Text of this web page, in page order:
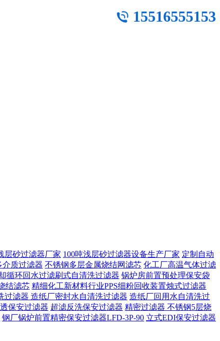
15516555153
层砂过滤器厂家 100吨浅层砂过滤器设备生产厂家 定制自动
介质过滤器 不锈钢多层金属烧结网滤芯 化工厂高温气体过滤
循环回水过滤刷式自清洗过滤器 锅炉房前置预处理保安袋
结滤芯 精细化工新材料行业PPS细粉回收装置烛式过滤器
过滤器 造纸厂密封水自清洗过滤器 造纸厂回用水自清洗过
保安过滤器 超滤反洗保安过滤器 精密过滤器 不锈钢5层烧
钢厂锅炉前置精密保安过滤器LFD-3P-90 立式EDI保安过滤器